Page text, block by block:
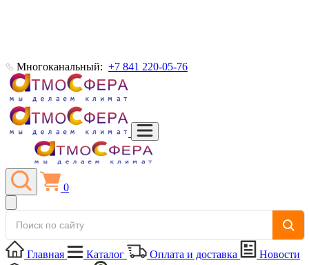
Многоканальный: +7 841 220-05-76
0
Главная Каталог Оплата и доставка
Новости